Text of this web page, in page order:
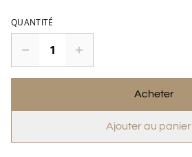
QUANTITÉ
Acheter
Ajouter au panier